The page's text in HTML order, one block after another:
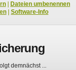
Dateien umbenennen
Software-Info
demnächst ...